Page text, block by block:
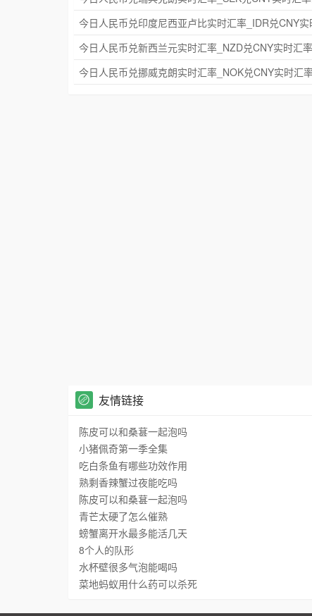
友情链接
陈皮可以和桑葚一起泡吗
小猪佩奇第一季全集
吃白条鱼有哪些功效作用
熟剩香辣蟹过夜能吃吗
陈皮可以和桑葚一起泡吗
青芒太硬了怎么催熟
螃蟹离开水最多能活几天
8个人的队形
水杯壁很多气泡能喝吗
菜地蚂蚁用什么药可以杀死